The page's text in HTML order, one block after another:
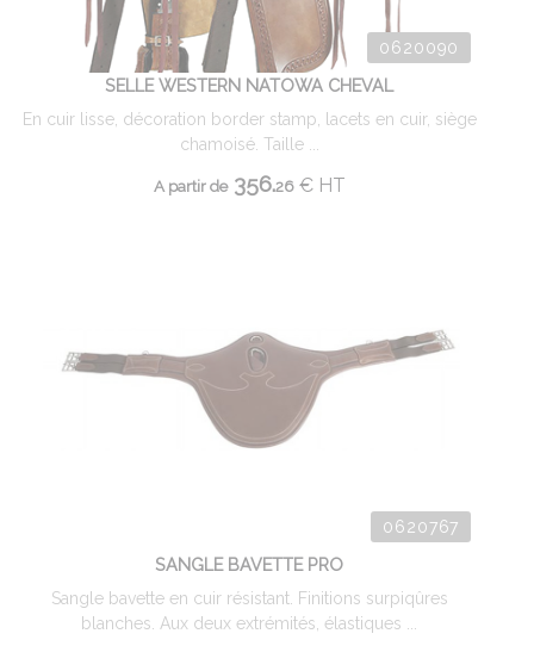
0620090
SELLE WESTERN NATOWA CHEVAL
En cuir lisse, décoration border stamp, lacets en cuir, siège
chamoisé. Taille ...
A partir de356.26 €HT
0620767
SANGLE BAVETTE PRO
Sangle bavette en cuir résistant. Finitions surpiqûres
blanches. Aux deux extrémités, élastiques ...